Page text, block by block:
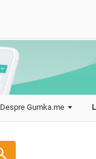
Despre Gumka.me